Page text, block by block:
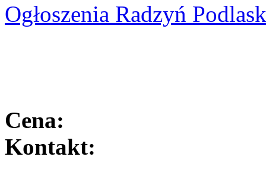
Ogłoszenia Radzyń
Cena:
Kontakt: